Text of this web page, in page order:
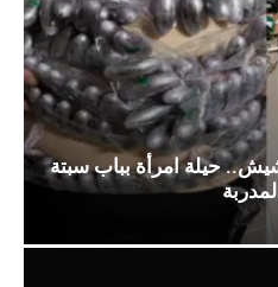
الحشيش.. حيلة امرأة بباب سبتة